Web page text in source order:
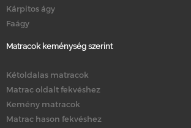
Kárpitos ágy
Faágy
Matracok keménység szerint
Kétoldalas matracok
Matrac oldalt fekvéshez
Kemény matracok
Matrac hason fekvéshez